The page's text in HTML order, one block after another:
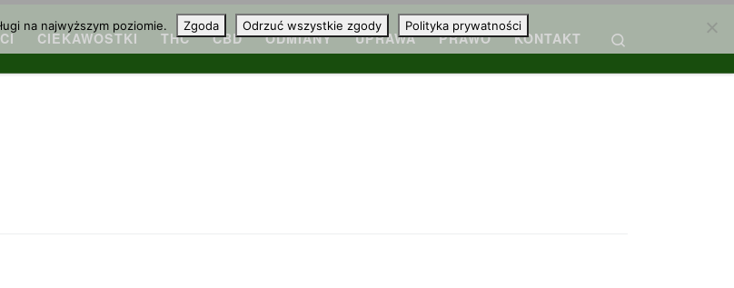
CIEKAWOSTKI THC CBD ODMIANY UPRAWA PRAWO KONTAKT
na najwyższym poziomie. Zgoda Odrzuć wszystkie zgody Polityka prywatności